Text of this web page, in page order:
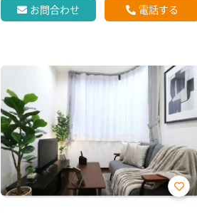
お問合わせ 電話する
お気